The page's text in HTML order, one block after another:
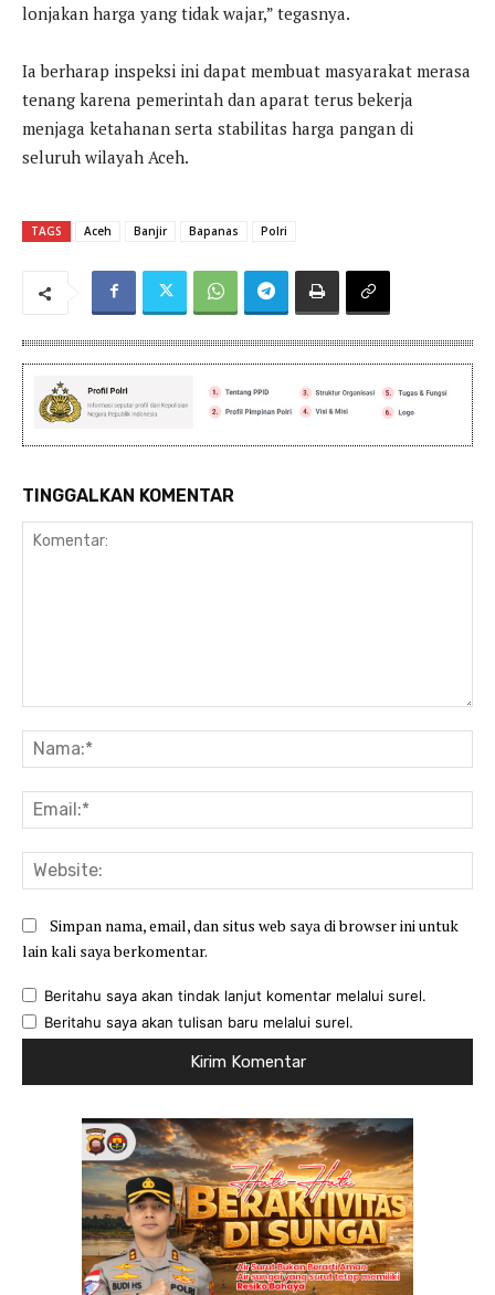
lonjakan harga yang tidak wajar,” tegasnya.
Ia berharap inspeksi ini dapat membuat masyarakat merasa
tenang karena pemerintah dan aparat terus bekerja
menjaga ketahanan serta stabilitas harga pangan di
seluruh wilayah Aceh.
TAGS Aceh Banjir Bapanas Polri
TINGGALKAN KOMENTAR
Simpan nama, email, dan situs web saya di browser ini untuk
lain kali saya berkomentar.
Beritahu saya akan tindak lanjut komentar melalui surel.
Beritahu saya akan tulisan baru melalui surel.